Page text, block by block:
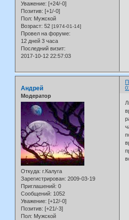
Уважение: [+24/-0]
Позитив: [+1/-0]
Пол: Мужской
Возраст: 52 [1974-01-14]
Провел на форуме:
12 дней 3 часа
Последний визит:
2017-10-12 22:57:03
Андрей
Модератор
Откуда: г.Калуга
Зарегистрирован: 2009-03-19
Приглашений: 0
Сообщений: 1052
Уважение: [+12/-0]
Позитив: [+21/-3]
Пол: Мужской